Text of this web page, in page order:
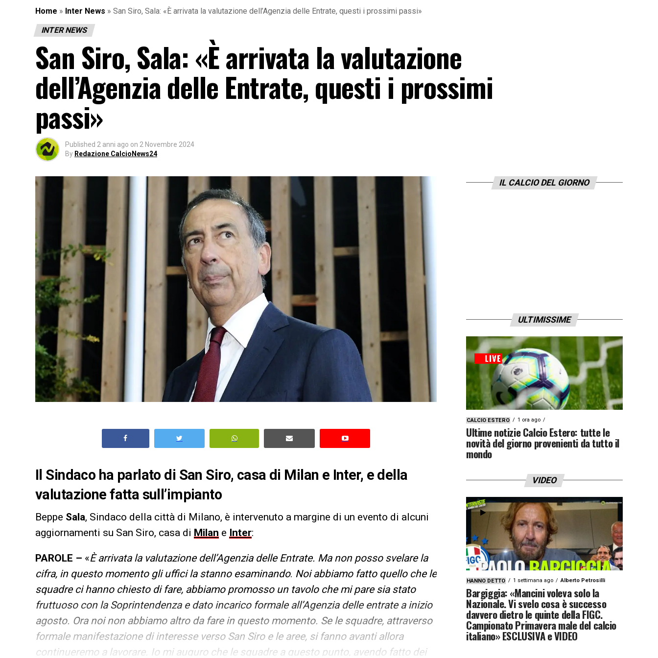
Home » Inter News » San Siro, Sala: «È arrivata la valutazione dell’Agenzia delle Entrate, questi i prossimi passi»
INTER NEWS
San Siro, Sala: «È arrivata la valutazione
dell’Agenzia delle Entrate, questi i prossimi
passi»
Published 2 anni ago on 2 Novembre 2024
By Redazione CalcioNews24
Il Sindaco ha parlato di San Siro, casa di Milan e Inter, e della
valutazione fatta sull’impianto
Beppe Sala, Sindaco della città di Milano, è intervenuto a margine di un evento di alcuni
aggiornamenti su San Siro, casa di Milan e Inter:
PAROLE – «È arrivata la valutazione dell’Agenzia delle Entrate. Ma non posso svelare la
cifra, in questo momento gli uffici la stanno esaminando. Noi abbiamo fatto quello che le
squadre ci hanno chiesto di fare, abbiamo promosso un tavolo che mi pare sia stato
fruttuoso con la Soprintendenza e dato incarico formale all’Agenzia delle entrate a inizio
agosto. Ora noi non abbiamo altro da fare in questo momento. Se le squadre, attraverso
formale manifestazione di interesse verso San Siro e le aree, si fanno avanti allora
continueremo a lavorare. Io mi auguro che le squadre a questo punto, avendo fatto dei
IL CALCIO DEL GIORNO
ULTIMISSIME
CALCIO ESTERO 1 ora ago
Ultime notizie Calcio Estero: tutte le
novità del giorno provenienti da tutto il
mondo
VIDEO
HANNO DETTO 1 settimana ago Alberto Petrosilli
Bargiggia: «Mancini voleva solo la
Nazionale. Vi svelo cosa è successo
davvero dietro le quinte della FIGC.
Campionato Primavera male del calcio
italiano» ESCLUSIVA e VIDEO